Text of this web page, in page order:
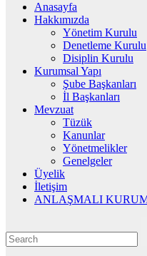
Anasayfa
Hakkımızda
Yönetim Kurulu
Denetleme Kurulu
Disiplin Kurulu
Kurumsal Yapı
Şube Başkanları
İl Başkanları
Mevzuat
Tüzük
Kanunlar
Yönetmelikler
Genelgeler
Üyelik
İletişim
ANLAŞMALI